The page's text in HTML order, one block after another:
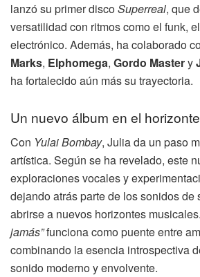
lanzó su primer discoSuperreal, que
versatilidad con ritmos como el funk,
electrónico. Además, ha colaborado
Marks, Elphomega, Gordo Mastery
ha fortalecido aún más su trayectoria.
Un nuevo álbum en el horizonte
Con Yulai Bombay, Julia da un paso
artística. Según se ha revelado, este
exploraciones vocales y
dejando atrás parte de los sonidos de
abrirse a nuevos horizontes musicales.
jamás”funciona como puente entre
combinando la esencia introspectiva
sonido moderno y envolvente.